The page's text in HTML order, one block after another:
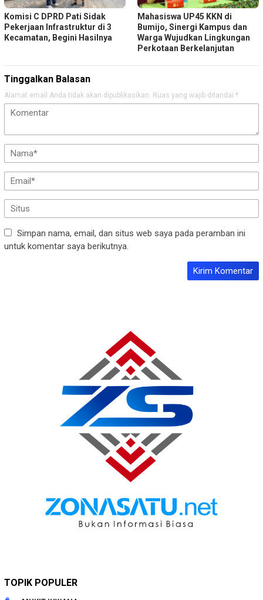
Komisi C DPRD Pati Sidak
Pekerjaan Infrastruktur di 3
Kecamatan, Begini Hasilnya
Mahasiswa UP45 KKN di
Bumijo, Sinergi Kampus dan
Warga Wujudkan Lingkungan
Perkotaan Berkelanjutan
Tinggalkan Balasan
Alamat email Anda tidak akan dipublikasikan. Ruas yang wajib ditandai *
Simpan nama, email, dan situs web saya pada peramban ini
untuk komentar saya berikutnya.
TOPIK POPULER